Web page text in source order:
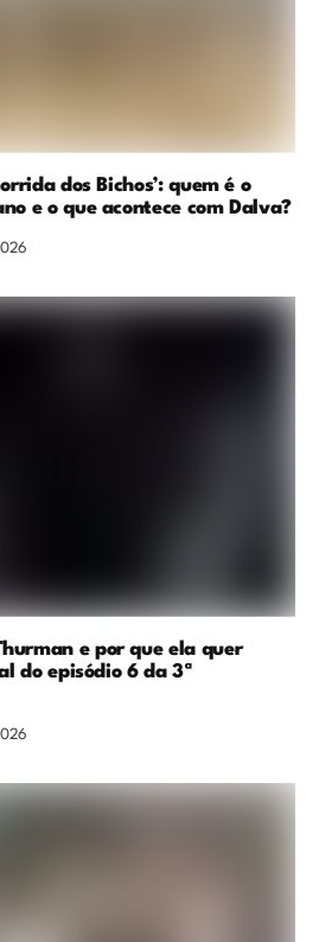
dos Bichos’: quem é o
e o que acontece com Dalva?
e por que ela quer
do episódio 6 da 3ª